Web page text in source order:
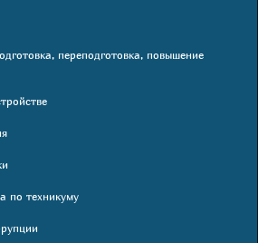
переподготовка, повышение
по техникуму